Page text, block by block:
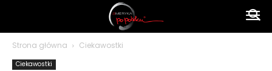
Strona główna Ciekawostki
Ciekawostki